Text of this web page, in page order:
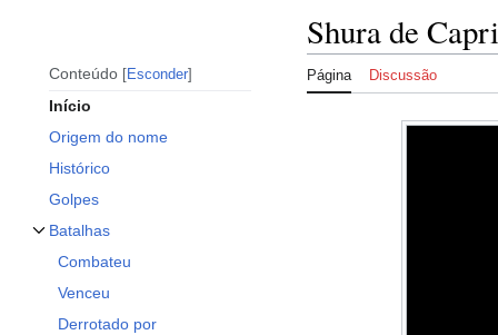
Conteúdo Esconder
Início
Origem do nome
Histórico
Golpes
Batalhas
Combateu
Venceu
Derrotado por
Shura de
Página Discussão